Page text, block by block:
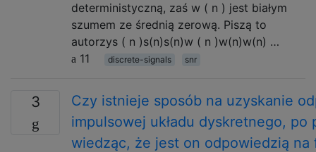
deterministyczną, zaś w ( n ) jest białym
szumem ze średnią zerową. Piszą to
autorzys ( n )s(n)s(n)w ( n )w(n)w(n) …
11
discrete-signals snr
3
Czy istnieje sposób na uzyskanie
impulsowej układu dyskretnego, po
wiedząc, że jest on odpowiedzią na